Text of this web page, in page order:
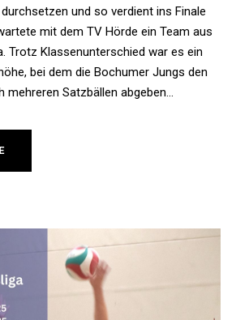
und so verdient ins Finale
mit dem TV Hörde ein Team aus
Trotz Klassenunterschied war es ein
bei dem die Bochumer Jungs den
mehreren Satzbällen abgeben...